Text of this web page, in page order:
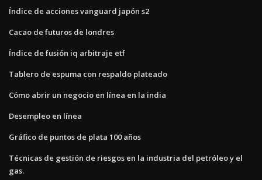
Índice de acciones vanguard japón s2
Cacao de futuros de londres
Índice de fusión iq arbitraje etf
Tablero de espuma con respaldo plateado
Cómo abrir un negocio en línea en la india
Desempleo en línea
Gráfico de puntos de plata 100 años
Técnicas de gestión de riesgos en la industria del petróleo y el
gas.